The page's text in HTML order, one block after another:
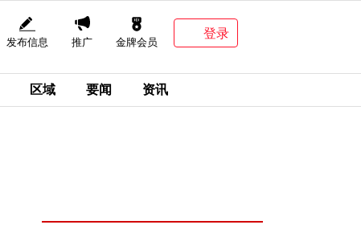
发布信息 推广 金牌会员
登录
区域 要闻 资讯